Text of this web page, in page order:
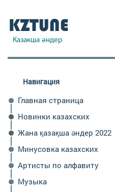
Навигация
Главная страница
Новинки казахских
Жана қазақша әндер 2022
Минусовка казахских
Артисты по алфавиту
Музыка